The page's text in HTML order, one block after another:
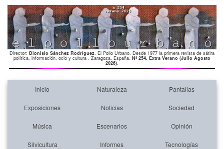
Director: Dionisio Sánchez Rodríguez. El Pollo Urbano. Desde 1977 la primera revista de sátira
política, información, ocio y cultura . Zaragoza. España. Nº 254. Extra Verano (Julio Agosto
2026).
Inicio Naturaleza Pantallas
Exposiciones Noticias Sociedad
Música Escenarios Opinión
Silvicultura Informes Tecnologías